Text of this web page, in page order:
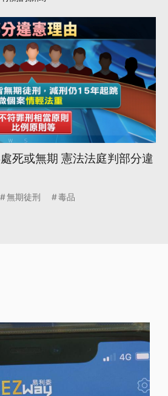
死或無期 憲法法庭判部分違
無期徒刑 毒品